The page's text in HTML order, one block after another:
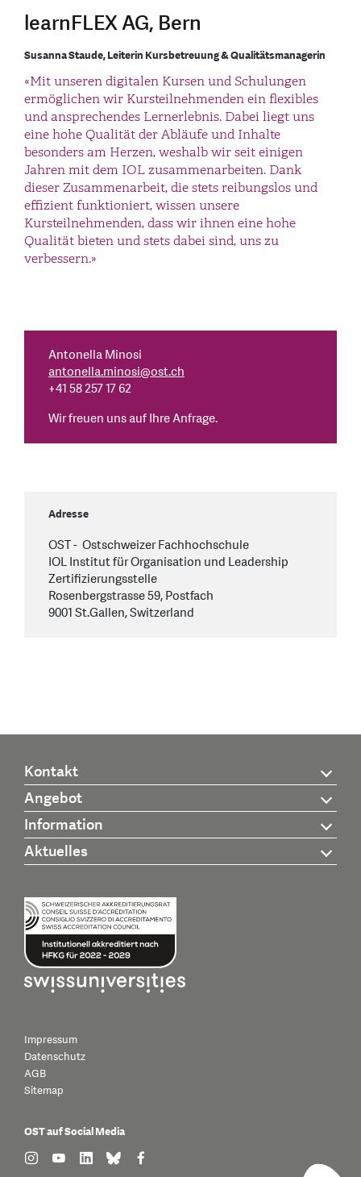
learnFLEX AG, Bern
Susanna Staude, Leiterin Kursbetreuung & Qualitätsmanagerin
«Mit unseren digitalen Kursen und Schulungen
ermöglichen wir Kursteilnehmenden ein flexibles
und ansprechendes Lernerlebnis. Dabei liegt uns
eine hohe Qualität der Abläufe und Inhalte
besonders am Herzen, weshalb wir seit einigen
Jahren mit dem IOL zusammenarbeiten. Dank
dieser Zusammenarbeit, die stets reibungslos und
effizient funktioniert, wissen unsere
Kursteilnehmenden, dass wir ihnen eine hohe
Qualität bieten und stets dabei sind, uns zu
verbessern.»
Antonella Minosi
antonella.minosi@ost.ch
+41 58 257 17 62
Wir freuen uns auf Ihre Anfrage.
Adresse
OST - Ostschweizer Fachhochschule
IOL Institut für Organisation und Leadership
Zertifizierungsstelle
Rosenbergstrasse 59, Postfach
9001 St.Gallen, Switzerland
Kontakt
Angebot
Information
Aktuelles
Impressum
Datenschutz
AGB
Sitemap
OST auf Social Media
find us on: instagram
find us on: youtube
find us on: linkedin
find us on: bluesky
find us on: facebook